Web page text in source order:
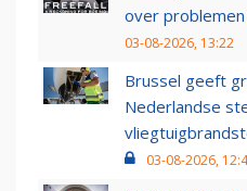
over
03-08-2026, 13:22
Brussel geeft
Nederlandse
03-08-2026,